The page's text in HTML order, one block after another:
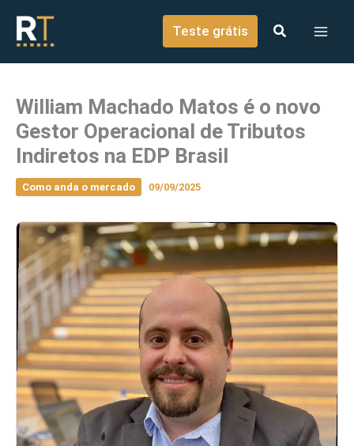
conteúdo
Teste grátis
William Machado Matos é o novo
Gestor Operacional de Tributos
Indiretos na EDP Brasil
Como anda o mercado 09/09/2025